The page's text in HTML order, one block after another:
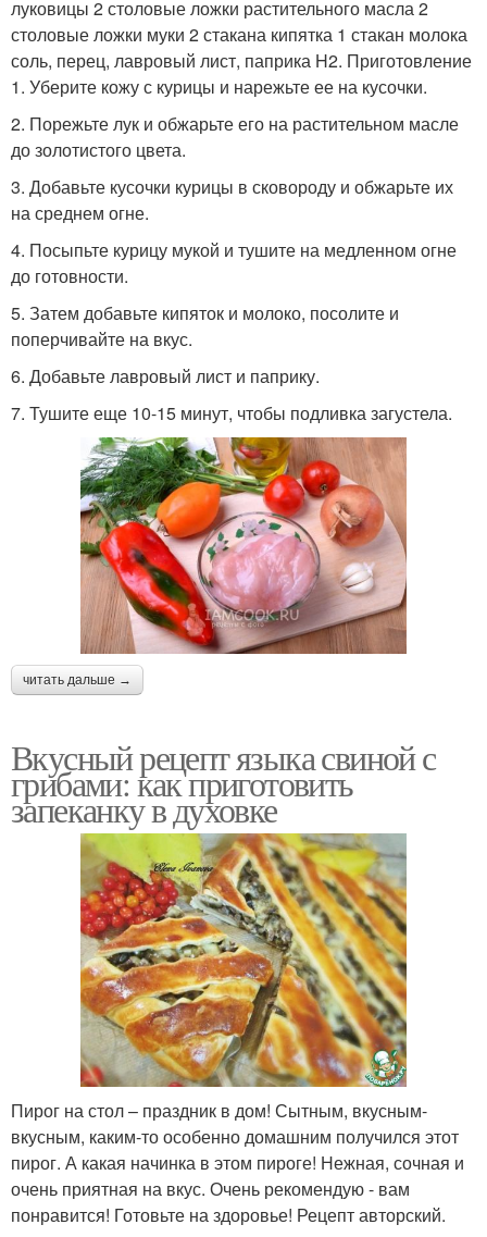
луковицы 2 столовые ложки растительного масла 2
столовые ложки муки 2 стакана кипятка 1 стакан молока
соль, перец, лавровый лист, паприка H2. Приготовление
1. Уберите кожу с курицы и нарежьте ее на кусочки.
2. Порежьте лук и обжарьте его на растительном масле
до золотистого цвета.
3. Добавьте кусочки курицы в сковороду и обжарьте их
на среднем огне.
4. Посыпьте курицу мукой и тушите на медленном огне
до готовности.
5. Затем добавьте кипяток и молоко, посолите и
поперчивайте на вкус.
6. Добавьте лавровый лист и паприку.
7. Тушите еще 10-15 минут, чтобы подливка загустела.
читать дальше →
Вкусный рецепт языка свиной с
грибами: как приготовить
запеканку в духовке
Пирог на стол – праздник в дом! Сытным, вкусным-
вкусным, каким-то особенно домашним получился этот
пирог. А какая начинка в этом пироге! Нежная, сочная и
очень приятная на вкус. Очень рекомендую - вам
понравится! Готовьте на здоровье! Рецепт авторский.